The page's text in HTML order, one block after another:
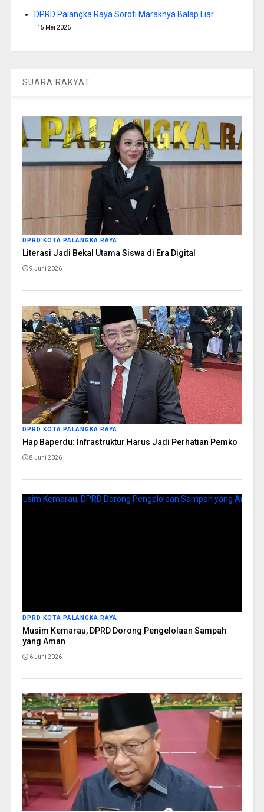
DPRD Palangka Raya Soroti Maraknya Balap Liar
15 Mei 2026
SUARA RAKYAT
DPRD KOTA PALANGKA RAYA
Literasi Jadi Bekal Utama Siswa di Era Digital
9 Juni 2026
DPRD KOTA PALANGKA RAYA
Hap Baperdu: Infrastruktur Harus Jadi Perhatian Pemko
8 Juni 2026
DPRD KOTA PALANGKA RAYA
Musim Kemarau, DPRD Dorong Pengelolaan Sampah
yang Aman
6 Juni 2026